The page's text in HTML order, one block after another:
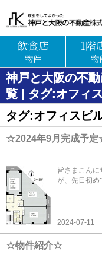
飲食店
物件
1階
物
神戸と大阪の不
覧 | タグ:オフィ
タグ:オフィスビ
☆2024年9月完成予
皆さまこん
が、先日初め
2024-07-11
☆物件紹介☆